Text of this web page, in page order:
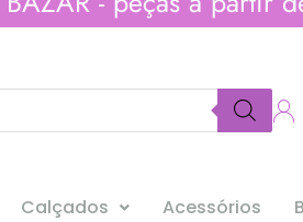
Calçados Acessórios